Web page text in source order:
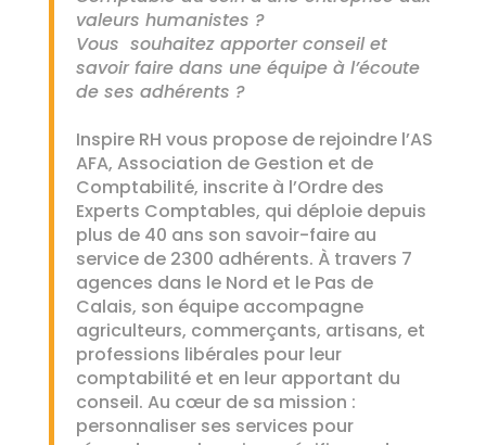
valeurs humanistes ?
Vous souhaitez apporter conseil et
savoir faire dans une équipe à l’écoute
de ses adhérents ?
Inspire RH vous propose de rejoindre l’AS
AFA, Association de Gestion et de
Comptabilité, inscrite à l’Ordre des
Experts Comptables, qui déploie depuis
plus de 40 ans son savoir-faire au
service de 2300 adhérents. À travers 7
agences dans le Nord et le Pas de
Calais, son équipe accompagne
agriculteurs, commerçants, artisans, et
professions libérales pour leur
comptabilité et en leur apportant du
conseil. Au cœur de sa mission :
personnaliser ses services pour